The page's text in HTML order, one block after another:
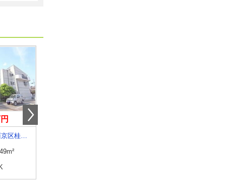
京都府京都市西京区桂芝ノ下町